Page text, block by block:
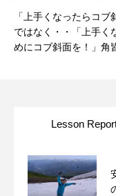
「上手くなったらコブ
ではなく・・「上手く
めにコブ斜面を！」角
Lesson